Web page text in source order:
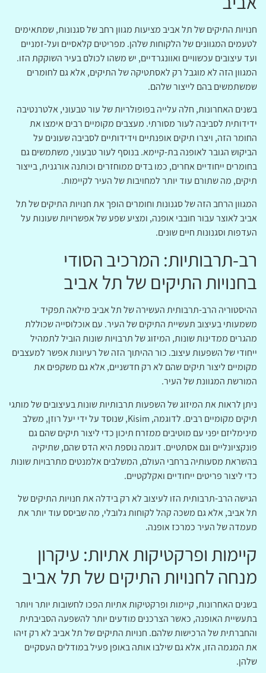
חנויות התיקים של תל אביב מציעות מגוון רחב של סגנונות, שמתאימים
לטעמים המגוונים של הלקוחות שלהן. מפריטים קלאסיים ועל-זמניים
ועד עיצובים עכשוויים ואוונגרדיים, יש משהו לכולם בעיר השוקקת הזו.
המגוון הזה לא מוגבל רק לאסתטיקה של התיקים, אלא גם לחומרים
שמשתמשים בהם לייצור שלהם.
בשנים האחרונות, חלה עלייה בפופולריות של עור טבעוני, אלטרנטיבה
ידידותית לסביבה לעור מסורתי. מעצבים מקומיים רבים אימצו את
החומר הזה, ויצרו תיקים אופנתיים וידידותיים לסביבה שעונים על
הביקוש הגובר לאופנה בת-קיימא. בנוסף לעור טבעוני, משתמשים גם
בחומרים ייחודיים אחרים, כמו בדים ממוחזרים וכותנה אורגנית, בייצור
תיקים, מה שתורם עוד יותר למחויבות של העיר לקיימות.
המגוון הרחב הזה של סגנונות וחומרים הופך את חנויות התיקים של תל
אביב לאוצר עבור חובבי אופנה, ומציע שפע של אפשרויות שעונות על
העדפות וסגנונות חיים שונים.
רב-תרבותיות: המרכיב הסודי
בחנויות התיקים של תל אביב
ההיסטוריה הרב-תרבותית העשירה של תל אביב מילאה תפקיד
משמעותי בעיצוב תעשיית התיקים של העיר. עם אוכלוסייה שכוללת
מהגרים ממדינות שונות, המיזוג של תרבויות שונות הוביל לתמהיל
ייחודי של השפעות עיצוב. כור ההיתוך הזה של רעיונות אפשר למעצבים
מקומיים ליצור תיקים שהם לא רק חדשניים, אלא גם משקפים את
המורשת המגוונת של העיר.
ניתן לראות את המיזוג של השפעות תרבותיות שונות בעיצובים של מותגי
תיקים מקומיים רבים. לדוגמה, Kisim, שנוסד על ידי יעל רוזן, משלב
מינימליזם יפני עם מוטיבים ממזרח תיכון כדי ליצור תיקים שהם גם
פונקציונליים וגם אסתטיים. דוגמה נוספת היא הדס שהם, שתיקיה
בהשראת מסעותיה ברחבי העולם, המשלבים אלמנטים מתרבויות שונות
כדי ליצור פריטים ייחודיים ואקלקטיים.
הגישה הרב-תרבותית הזו לעיצוב לא רק בידלה את חנויות התיקים של
תל אביב, אלא גם משכה קהל לקוחות גלובלי, מה שביסס עוד יותר את
מעמדה של העיר כמרכז אופנה.
קיימות ופרקטיקות אתיות: עיקרון
מנחה לחנויות התיקים של תל אביב
בשנים האחרונות, קיימות ופרקטיקות אתיות הפכו לחשובות יותר ויותר
בתעשיית האופנה, כאשר הצרכנים מודעים יותר להשפעה הסביבתית
והחברתית של הרכישות שלהם. חנויות התיקים של תל אביב לא רק זיהו
את המגמה הזו, אלא גם שילבו אותה באופן פעיל במודלים העסקיים
שלהן.